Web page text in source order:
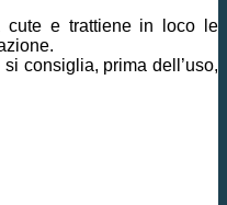
cute e trattiene in loco le
consiglia, prima dell’uso,